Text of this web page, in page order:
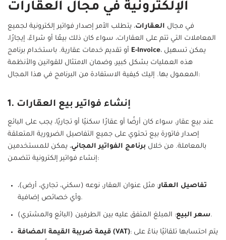
الإلكترونية في مجال العقارات
في مجال العقارات، يتطلب الأمر إصدار فواتير إلكترونية لجميع
المعاملات التي تتم على العقارات، سواء كان ذلك بيعًا أو شراءً، إيجارًا،
E-Invoice، يمكن تسهيل
هذه العمليات بشكل كبير، وضمان الامتثال للقوانين والأنظمة
المعمول بها. إليك كيفية الاستفادة من البرنامج في هذا المجال:
1. إنشاء فواتير بيع العقارات
عند بيع عقار، سواء كان أرضًا أو عقارًا سكنيًا أو تجاريًا، يجب على البائع
إصدار فاتورة بيع تحتوي على جميع التفاصيل الضرورية المتعلقة
بالمعاملة. من خلال برنامج الفواتير المجاني، يمكن للمستخدمين
إنشاء فواتير إلكترونية تتضمن:
تفاصيل العقار: مثل عنوان العقار، نوعه (سكني، تجاري، أرض)،
وأي خصائص إضافية.
سعر البيع: المبلغ المتفق عليه بين الطرفين (البائع والمشتري).
قيمة ضريبة القيمة المضافة (VAT): يتم احتسابها تلقائيًا بناءً على